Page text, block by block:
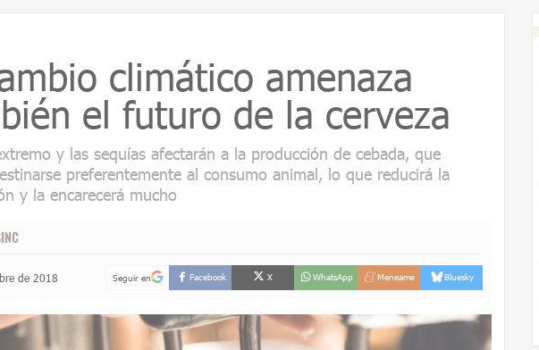
climático amenaza
el futuro de la cerveza
y las sequías afectarán a la producción de cebada, que
preferentemente al consumo animal, lo que reducirá la
y la encarecerá mucho
de 2018 Seguir en Facebook X WhatsApp Meneame Bluesky